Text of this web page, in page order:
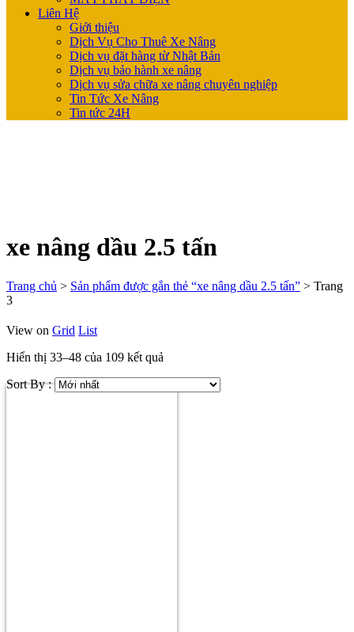
Liên Hệ
Giới thiệu
Dịch Vụ Cho Thuê Xe Nâng
Dịch vụ đặt hàng từ Nhật Bản
Dịch vụ bảo hành xe nâng
Dịch vụ sửa chữa xe nâng chuyên nghiệp
Tin Tức Xe Nâng
Tin tức 24H
xe nâng dầu 2.5 tấn
Trang chủ > Sản phẩm được gắn thẻ “xe nâng dầu 2.5 tấn” > Trang
3
View on Grid List
Hiển thị 33–48 của 109 kết quả
Sort By :